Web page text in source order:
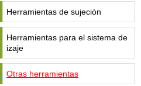
Herramientas de sujeción
Herramientas para el sistema de
izaje
Otras herramientas